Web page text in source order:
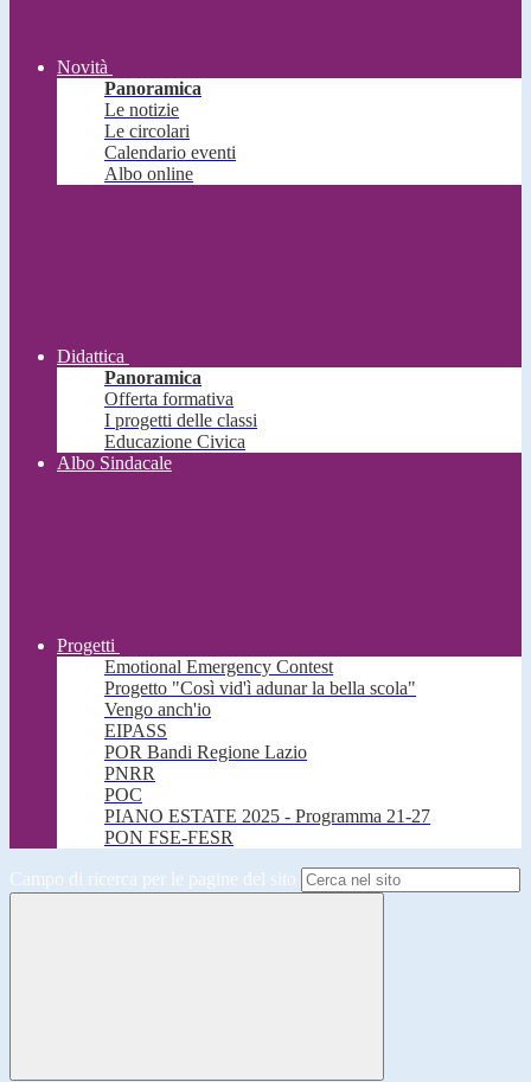
Novità
Panoramica
Le notizie
Le circolari
Calendario eventi
Albo online
Didattica
Panoramica
Offerta formativa
I progetti delle classi
Educazione Civica
Albo Sindacale
Progetti
Emotional Emergency Contest
Progetto "Così vid'ì adunar la bella scola"
Vengo anch'io
EIPASS
POR Bandi Regione Lazio
PNRR
POC
PIANO ESTATE 2025 - Programma 21-27
PON FSE-FESR
Campo di ricerca per le pagine del sito